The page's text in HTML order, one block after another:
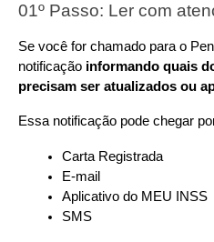
01º Passo: Ler com
Se você for chamado para o
notificação informando quais
precisam ser atualizados ou
Essa notificação pode chegar
Carta Registrada
E-mail
Aplicativo do MEU INSS
SMS